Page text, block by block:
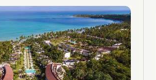
intégratif, où chaque adresse
distincte. Six nouvelles
toutes ancrées dans les
régénératif qui fondent le projet.